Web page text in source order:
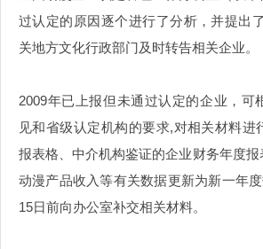
过认定的原因逐个进行了分析，并提出
关地方文化行政部门及时转告相关企业。
2009年已上报但未通过认定的企业，可
见和省级认定机构的要求,对相关材料进
报表格、中介机构鉴证的企业财务年度报
动漫产品收入等有关数据更新为新一年
15日前向办公室补交相关材料。